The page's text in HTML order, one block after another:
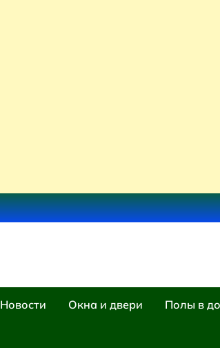
Новости Окна и двери Полы в